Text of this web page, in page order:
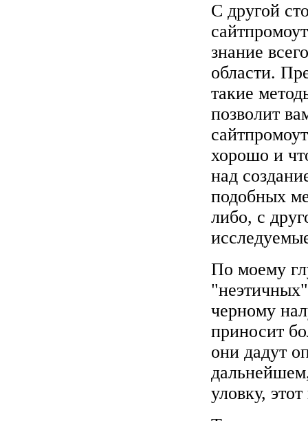
С другой
знание
области.
такие
позволит
хорошо и
над
подобных
либо, с
По моему
черному
приносит
они дадут
уловку,